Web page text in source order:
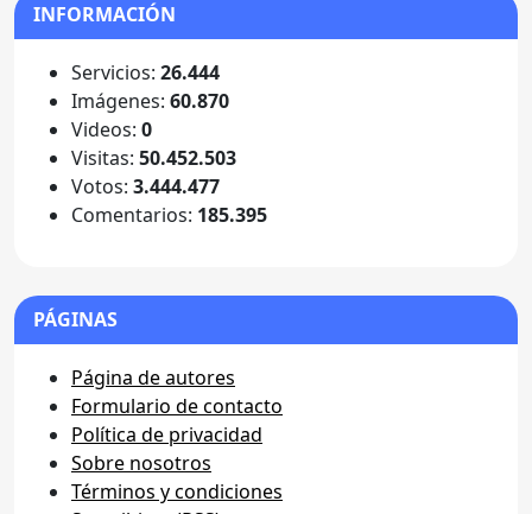
INFORMACIÓN
Servicios: 26.444
Imágenes: 60.870
Videos: 0
Visitas: 50.452.503
Votos: 3.444.477
Comentarios: 185.395
PÁGINAS
Página de autores
Formulario de contacto
Política de privacidad
Sobre nosotros
Términos y condiciones